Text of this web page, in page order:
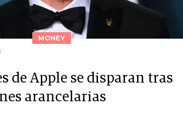
MONEY
de Apple se disparan tras
arancelarias